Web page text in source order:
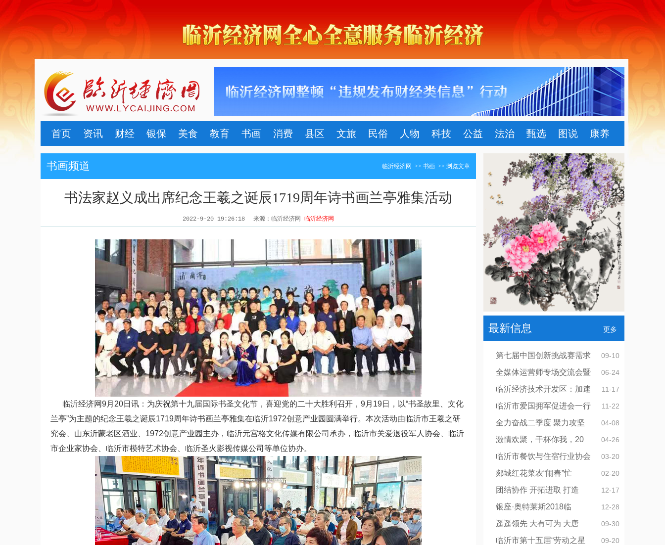
首页 资讯 财经 银保 美食 教育 书画 消费 县区 文旅 民俗 人物 科技 公益 法治 甄选 图说 康养
临沂经济网 >> 书画 >> 浏览文章
书画频道
书法家赵义成出席纪念王羲之诞辰1719周年诗书画兰亭雅集活动
2022-9-20 19:26:18 来源：临沂经济网 临沂经济网
临沂经济网9月20日讯：为庆祝第十九届国际书圣文化节，喜迎党的二十大胜利召开，9月19日，以“书圣故里、文化
兰亭”为主题的纪念王羲之诞辰1719周年诗书画兰亭雅集在临沂1972创意产业园圆满举行。本次活动由临沂市王羲之研
究会、山东沂蒙老区酒业、1972创意产业园主办，临沂元宫格文化传媒有限公司承办，临沂市关爱退役军人协会、临沂
市企业家协会、临沂市模特艺术协会、临沂圣火影视传媒公司等单位协办。
更多
最新信息
09-10
第七届中国创新挑战赛需求
06-24
全媒体运营师专场交流会暨
11-17
临沂经济技术开发区：加速
11-22
临沂市爱国拥军促进会一行
04-08
全力奋战二季度 聚力攻坚
04-26
激情欢聚，干杯你我，20
03-20
临沂市餐饮与住宿行业协会
02-20
郯城红花菜农“闹春”忙
12-17
团结协作 开拓进取 打造
12-28
银座·奥特莱斯2018临
09-30
遥遥领先 大有可为 大唐
09-20
临沂市第十五届“劳动之星